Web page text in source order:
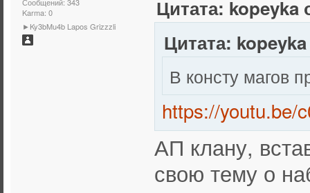
Karma: 0
►Ky3bMu4b Lapos Grizzzli
Цитата: kopeyka
Цитата:
В консту магов
https://youtu.be/
АП клану,
свою тему о